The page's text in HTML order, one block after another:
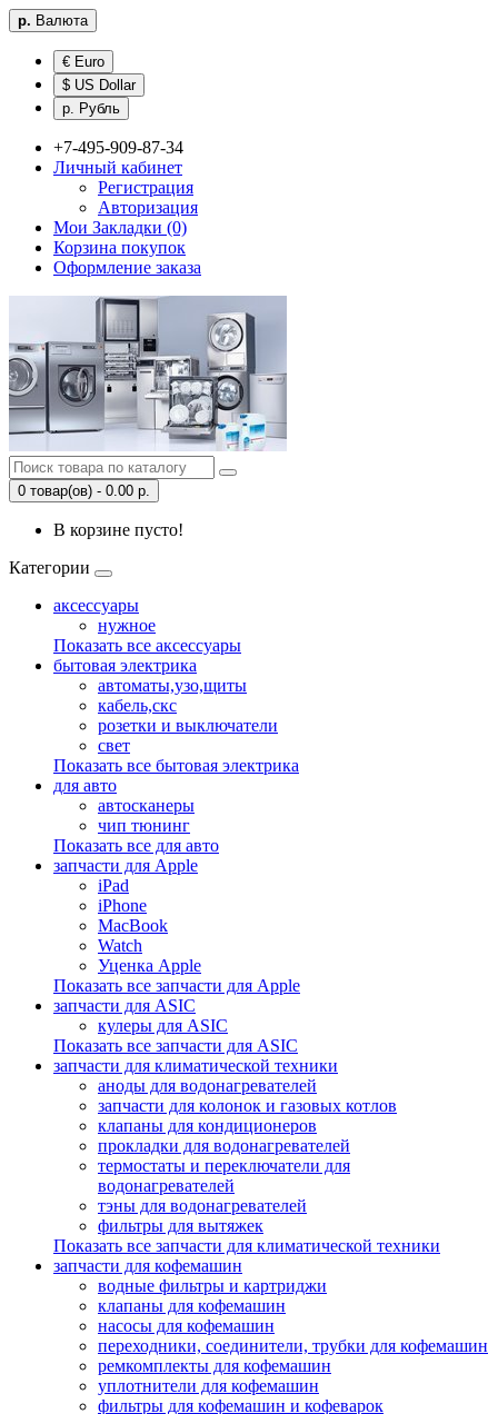
р. Валюта
€ Euro
$ US Dollar
р. Рубль
+7-495-909-87-34
Личный кабинет
Регистрация
Авторизация
Мои Закладки (0)
Корзина покупок
Оформление заказа
0 товар(ов) - 0.00 р.
В корзине пусто!
Категории
аксессуары
нужное
Показать все аксессуары
бытовая электрика
автоматы,узо,щиты
кабель,скс
розетки и выключатели
свет
Показать все бытовая электрика
для авто
автосканеры
чип тюнинг
Показать все для авто
запчасти для Apple
iPad
iPhone
MacBook
Watch
Уценка Apple
Показать все запчасти для Apple
запчасти для ASIC
кулеры для ASIC
Показать все запчасти для ASIC
запчасти для климатической техники
аноды для водонагревателей
запчасти для колонок и газовых котлов
клапаны для кондиционеров
прокладки для водонагревателей
термостаты и переключатели для
водонагревателей
тэны для водонагревателей
фильтры для вытяжек
Показать все запчасти для климатической техники
запчасти для кофемашин
водные фильтры и картриджи
клапаны для кофемашин
насосы для кофемашин
переходники, соединители, трубки для кофемашин
ремкомплекты для кофемашин
уплотнители для кофемашин
фильтры для кофемашин и кофеварок